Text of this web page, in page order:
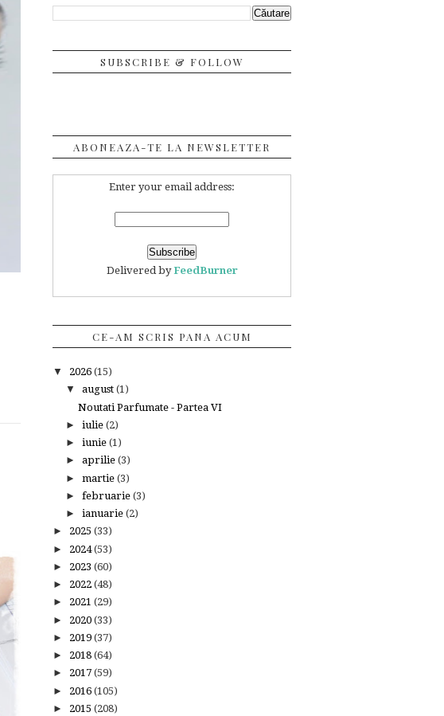
SUBSCRIBE & FOLLOW
ABONEAZA-TE LA NEWSLETTER
Enter your email address:
Delivered byFeedBurner
CE-AM SCRIS PANA ACUM
▼ 2026 (15)
▼ august (1)
Noutati Parfumate - Partea VI
► iulie (2)
► iunie (1)
► aprilie (3)
► martie (3)
► februarie (3)
► ianuarie (2)
► 2025 (33)
► 2024(53)
► 2023 (60)
► 2022 (48)
► 2021 (29)
► 2020 (33)
► 2019 (37)
► 2018 (64)
► 2017 (59)
► 2016 (105)
► 2015 (208)